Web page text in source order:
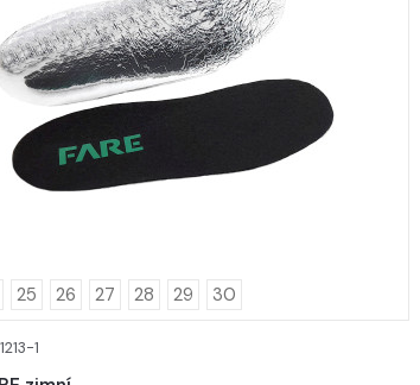
25 26 27 28 29 30
1